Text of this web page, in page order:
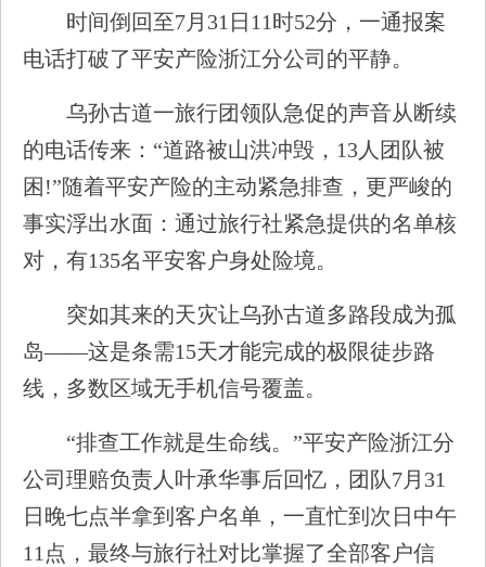
时间倒回至7月31日11时52分，一通报案
电话打破了平安产险浙江分公司的平静。
乌孙古道一旅行团领队急促的声音从断续
的电话传来：“道路被山洪冲毁，13人团队被
困!”随着平安产险的主动紧急排查，更严峻的
事实浮出水面：通过旅行社紧急提供的名单核
对，有135名平安客户身处险境。
突如其来的天灾让乌孙古道多路段成为孤
岛——这是条需15天才能完成的极限徒步路
线，多数区域无手机信号覆盖。
“排查工作就是生命线。”平安产险浙江分
公司理赔负责人叶承华事后回忆，团队7月31
日晚七点半拿到客户名单，一直忙到次日中午
11点，最终与旅行社对比掌握了全部客户信